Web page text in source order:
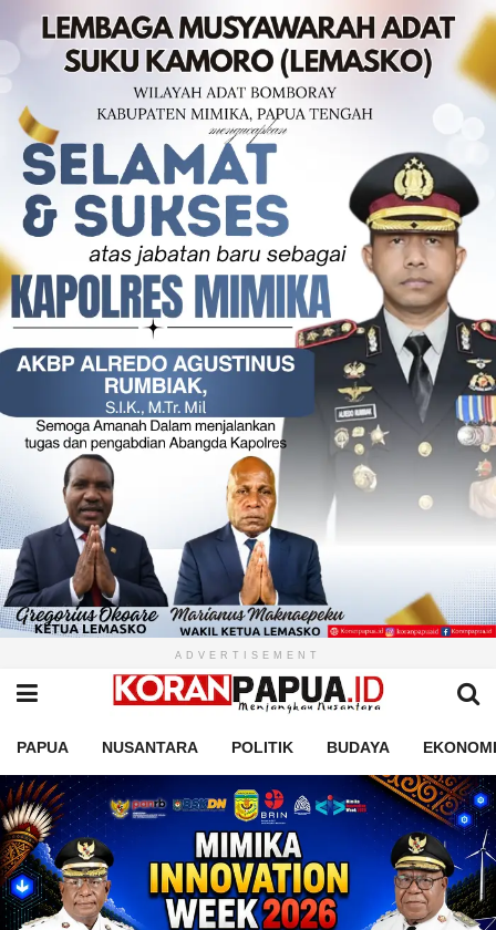
ADVERTISEMENT
PAPUA NUSANTARA POLITIK BUDAYA EKONOMI